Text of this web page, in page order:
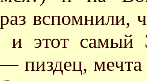
вспомнили,
и этот
пиздец,